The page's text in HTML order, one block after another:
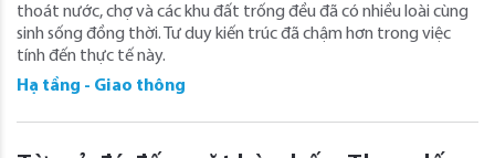
thoát nước, chợ và các khu đất trống đều đã có nhiều loài cùng
sinh sống đồng thời. Tư duy kiến ​​trúc đã chậm hơn trong việc
tính đến thực tế này.
Hạ tầng - Giao thông